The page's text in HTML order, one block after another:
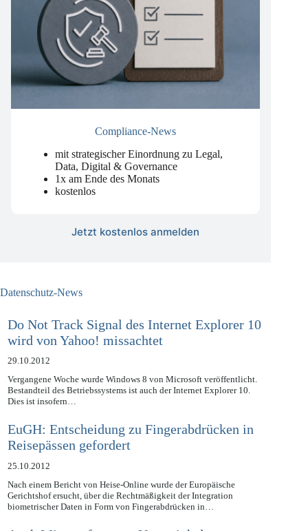
mit strategischer Einordnung zu Legal,
Data, Digital & Governance
1x am Ende des Monats
Do Not Track Signal des Internet Explorer 10
wird von Yahoo! missachtet
29.10.2012
Vergangene Woche wurde Windows 8 von Microsoft veröffentlicht.
Bestandteil des Betriebssystems ist auch der Internet Explorer 10.
EuGH: Entscheidung zu Fingerabdrücken in
Reisepässen gefordert
25.10.2012
Nach einem Bericht von Heise-Online wurde der Europäische
Gerichtshof ersucht, über die Rechtmäßigkeit der Integration